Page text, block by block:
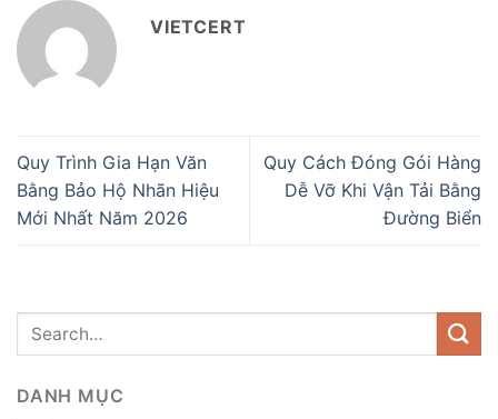
VIETCERT
Quy Trình Gia Hạn Văn
Bằng Bảo Hộ Nhãn Hiệu
Mới Nhất Năm 2026
Quy Cách Đóng Gói Hàng
Dễ Vỡ Khi Vận Tải Bằng
Đường Biển
DANH MỤC